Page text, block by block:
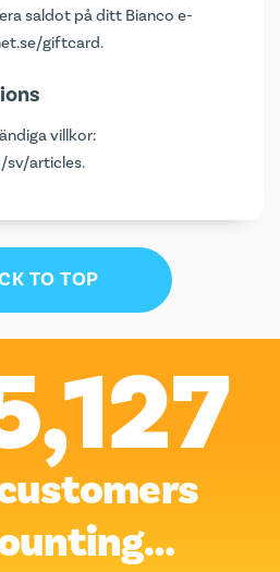
saldot på ditt Bianco e-
giftcard.
villkor:
sv/articles.
TO TOP